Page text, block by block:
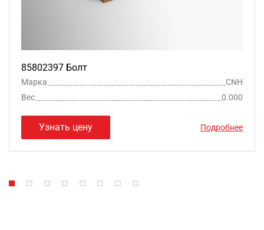
85802397 Болт
Марка
CNH
Вес
0.000
Узнать цену Подробнее